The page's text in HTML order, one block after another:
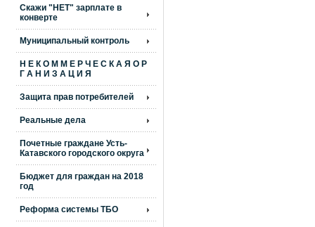
Скажи "НЕТ" зарплате в
конверте
Муниципальный контроль
Н Е К О М М Е Р Ч Е С К А Я О Р
Г А Н И З А Ц И Я
Защита прав потребителей
Реальные дела
Почетные граждане Усть-
Катавского городского округа
Бюджет для граждан на 2018
год
Реформа системы ТБО